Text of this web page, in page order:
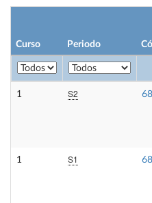
Curso Periodo
1 S2
1 S1